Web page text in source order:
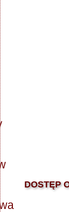
DOSTĘP